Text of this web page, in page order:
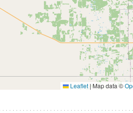
Leaflet | Map data ©